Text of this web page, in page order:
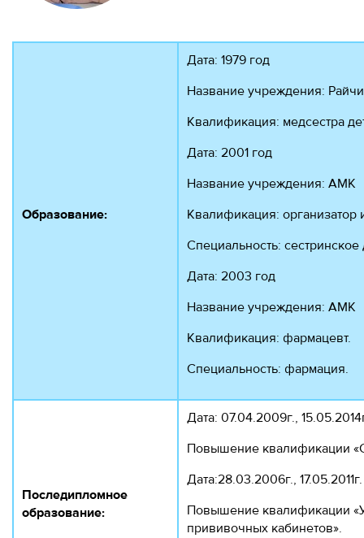
Образование:
Дата: 1979 год
Название учреждения:
Квалификация: медсестра
Дата: 2001 год
Название учреждения: АМК
Квалификация: организатор
Специальность: сестринское
Дата: 2003 год
Название учреждения: АМК
Квалификация: фармацевт.
Специальность: фармация.
Последипломное
образование:
Дата: 07.04.2009г.,
Повышение квалификации
Дата:28.03.2006г., 17.05.2011г.
Повышение квалификации
прививочных кабинетов».